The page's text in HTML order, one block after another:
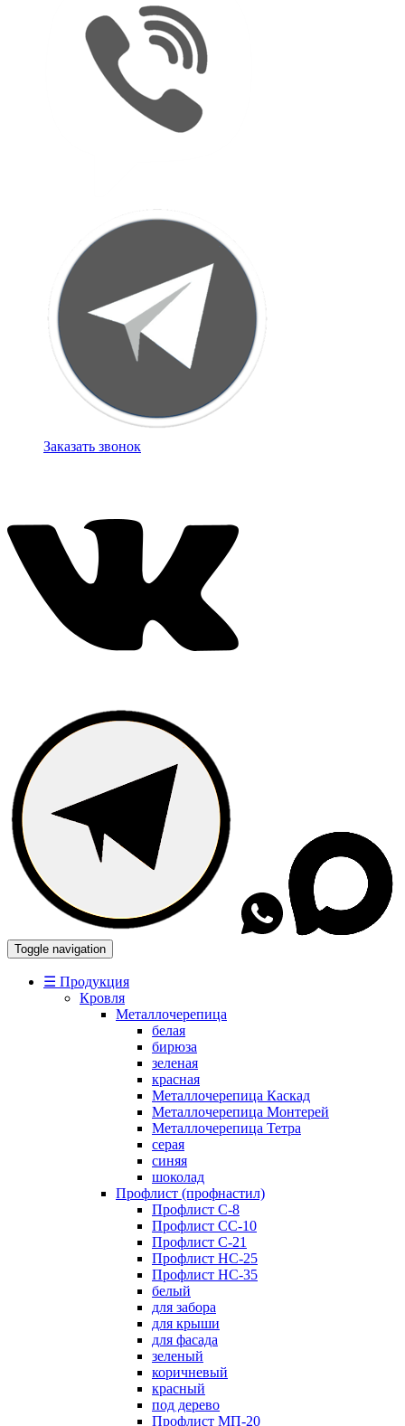
Заказать звонок
Toggle navigation
☰ Продукция
Кровля
Металлочерепица
белая
бирюза
зеленая
красная
Металлочерепица Каскад
Металлочерепица Монтерей
Металлочерепица Тетра
серая
синяя
шоколад
Профлист (профнастил)
Профлист С-8
Профлист СС-10
Профлист C-21
Профлист НС-25
Профлист НС-35
белый
для забора
для крыши
для фасада
зеленый
коричневый
красный
под дерево
Профлист МП-20